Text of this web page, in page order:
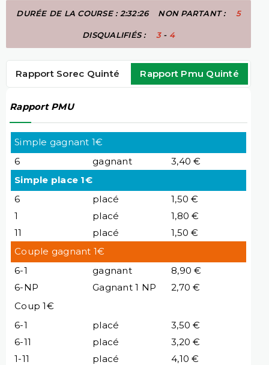
DURÉE DE LA COURSE : 2:32:26 NON PARTANT : 5
DISQUALIFIÉS : 3- 4
Rapport Sorec Quinté Rapport Pmu Quinté
Rapport PMU
Simple gagnant 1€
6
gagnant
3,40 €
Simple place 1€
6
placé
1,50 €
1
placé
1,80 €
11
placé
1,50 €
Couple gagnant 1€
6-1
gagnant
8,90 €
6-NP
Gagnant 1 NP
2,70 €
Coup 1€
6-1
placé
3,50 €
6-11
placé
3,20 €
1-11
placé 4,10 €